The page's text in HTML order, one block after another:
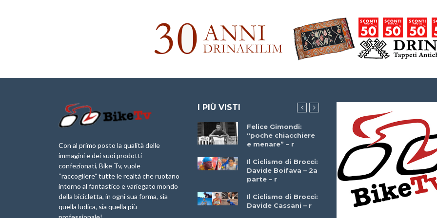
Con al primo posto la qualità delle
immagini e dei suoi prodotti
confezionati, Bike Tv, vuole
“raccogliere” tutte le realtà che ruotano
intorno al fantastico e variegato mondo
della bicicletta, in ogni sua forma, sia
quella ludica, sia quella più
I PIÙ VISTI
Briko Torino – 11
Maggio 2025 – r
Marathon 2025”
Borghi&Castelli” –
Anteprima
1a Edizione
Granfondo
Felice Gimondi:
“poche chiacchiere
e menare” – r
Il Ciclismo di Brocci:
Davide Boifava – 2a
parte – r
Il Ciclismo di Brocci:
Davide Cassani – r
Brocci Incontra
Giuseppe Martinelli
– r
Che cos’è il
triathlon? Con
Simone Diamantini
– r